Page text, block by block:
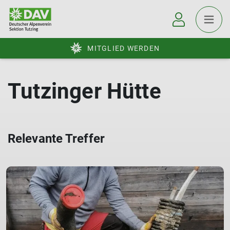
MITGLIED WERDEN
Tutzinger Hütte
Relevante Treffer